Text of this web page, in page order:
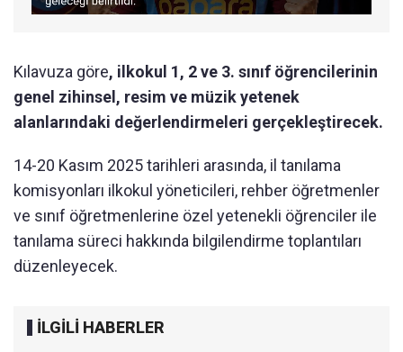
Kılavuza göre, ilkokul 1, 2 ve 3. sınıf öğrencilerinin
genel zihinsel, resim ve müzik yetenek
alanlarındaki değerlendirmeleri gerçekleştirecek.
14-20 Kasım 2025 tarihleri arasında, il tanılama
komisyonları ilkokul yöneticileri, rehber öğretmenler
ve sınıf öğretmenlerine özel yetenekli öğrenciler ile
tanılama süreci hakkında bilgilendirme toplantıları
düzenleyecek.
İLGİLİ HABERLER